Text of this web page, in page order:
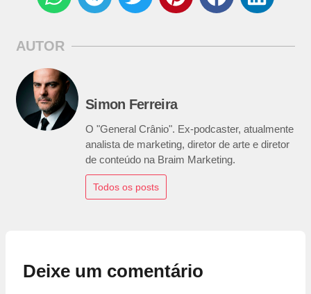
AUTOR
Simon Ferreira
O "General Crânio". Ex-podcaster, atualmente
analista de marketing, diretor de arte e diretor
de conteúdo na Braim Marketing.
Todos os posts
Deixe um comentário